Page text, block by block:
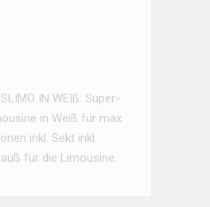
IN WEIß: Super-
in Weiß für max.
inkl. Sekt inkl.
für die Limousine.